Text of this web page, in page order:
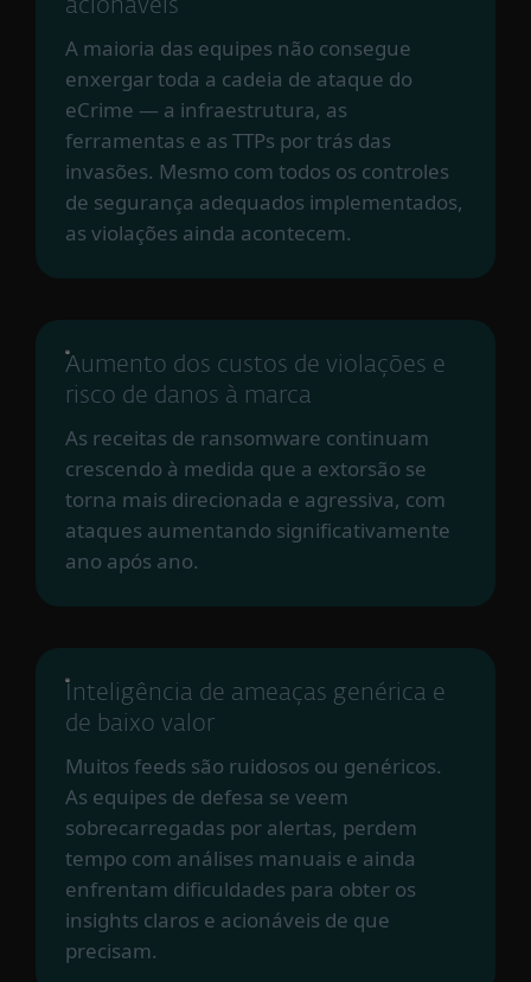
acionáveis
A maioria das equipes não consegue
enxergar toda a cadeia de ataque do
eCrime — a infraestrutura, as
ferramentas e as TTPs por trás das
invasões. Mesmo com todos os controles
de segurança adequados implementados,
as violações ainda acontecem.
Aumento dos custos de violações e
risco de danos à marca
As receitas de ransomware continuam
crescendo à medida que a extorsão se
torna mais direcionada e agressiva, com
ataques aumentando significativamente
ano após ano.
Inteligência de ameaças genérica e
de baixo valor
Muitos feeds são ruidosos ou genéricos.
As equipes de defesa se veem
sobrecarregadas por alertas, perdem
tempo com análises manuais e ainda
enfrentam dificuldades para obter os
insights claros e acionáveis de que
precisam.